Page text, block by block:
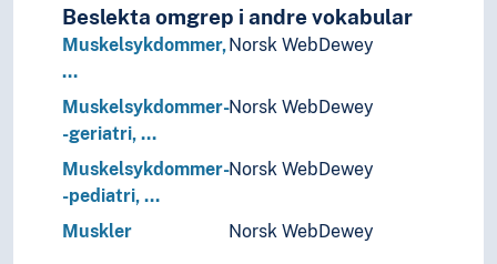
Beslekta omgrep i andre vokabular
Muskelsykdommer,
…
Norsk WebDewey
Muskelsykdommer-
-geriatri, …
Norsk WebDewey
Muskelsykdommer-
-pediatri, …
Norsk WebDewey
Muskler Norsk WebDewey